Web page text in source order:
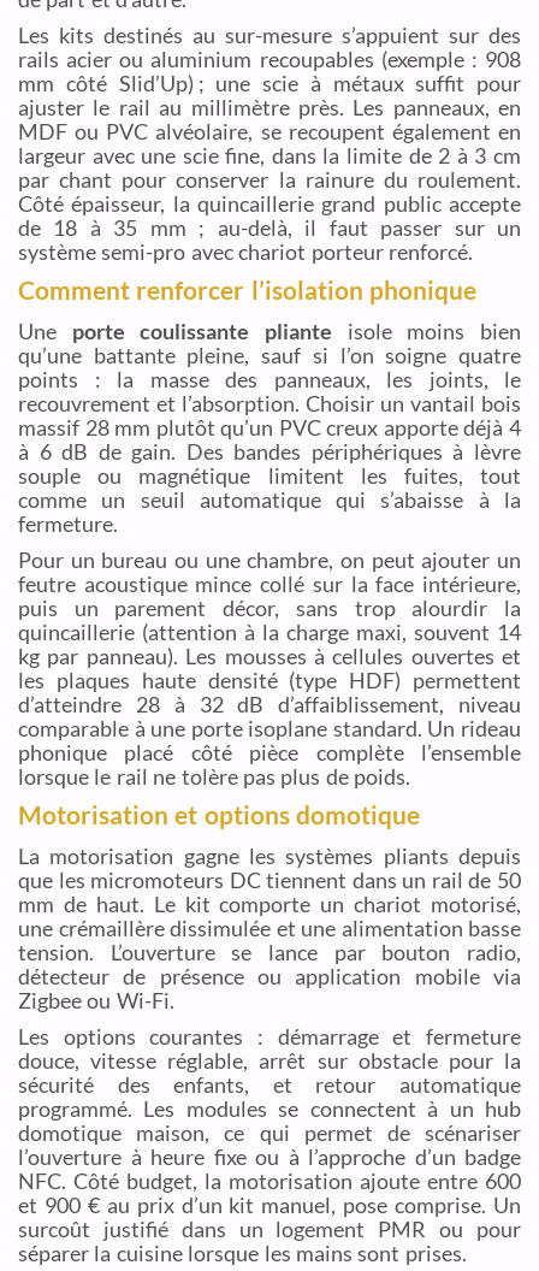
Les kits destinés au sur-mesure s’appuient sur des
rails acier ou aluminium recoupables (exemple : 908
mm côté Slid’Up) ; une scie à métaux suffit pour
ajuster le rail au millimètre près. Les panneaux, en
MDF ou PVC alvéolaire, se recoupent également en
largeur avec une scie fine, dans la limite de 2 à 3 cm
par chant pour conserver la rainure du roulement.
Côté épaisseur, la quincaillerie grand public accepte
de 18 à 35 mm ; au-delà, il faut passer sur un
système semi-pro avec chariot porteur renforcé.
Comment renforcer l’isolation phonique
Une porte coulissante pliante isole moins bien
qu’une battante pleine, sauf si l’on soigne quatre
points : la masse des panneaux, les joints, le
recouvrement et l’absorption. Choisir un vantail bois
massif 28 mm plutôt qu’un PVC creux apporte déjà 4
à 6 dB de gain. Des bandes périphériques à lèvre
souple ou magnétique limitent les fuites, tout
comme un seuil automatique qui s’abaisse à la
fermeture.
Pour un bureau ou une chambre, on peut ajouter un
feutre acoustique mince collé sur la face intérieure,
puis un parement décor, sans trop alourdir la
quincaillerie (attention à la charge maxi, souvent 14
kg par panneau). Les mousses à cellules ouvertes et
les plaques haute densité (type HDF) permettent
d’atteindre 28 à 32 dB d’affaiblissement, niveau
comparable à une porte isoplane standard. Un rideau
phonique placé côté pièce complète l’ensemble
lorsque le rail ne tolère pas plus de poids.
Motorisation et options domotique
La motorisation gagne les systèmes pliants depuis
que les micromoteurs DC tiennent dans un rail de 50
mm de haut. Le kit comporte un chariot motorisé,
une crémaillère dissimulée et une alimentation basse
tension. L’ouverture se lance par bouton radio,
détecteur de présence ou application mobile via
Zigbee ou Wi-Fi.
Les options courantes : démarrage et fermeture
douce, vitesse réglable, arrêt sur obstacle pour la
sécurité des enfants, et retour automatique
programmé. Les modules se connectent à un hub
domotique maison, ce qui permet de scénariser
l’ouverture à heure fixe ou à l’approche d’un badge
NFC. Côté budget, la motorisation ajoute entre 600
et 900 € au prix d’un kit manuel, pose comprise. Un
surcoût justifié dans un logement PMR ou pour
séparer la cuisine lorsque les mains sont prises.